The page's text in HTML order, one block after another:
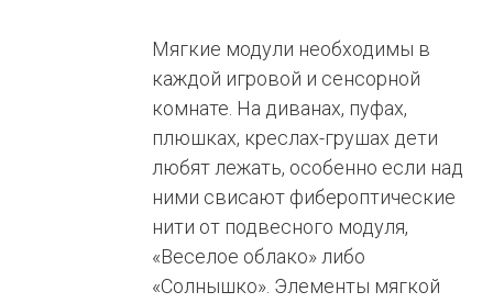
Мягкие модули необходимы в
каждой игровой и сенсорной
комнате. На диванах, пуфах,
плюшках, креслах-грушах дети
любят лежать, особенно если над
ними свисают фибероптические
нити от подвесного модуля,
«Веселое облако» либо
«Солнышко». Элементы мягкой